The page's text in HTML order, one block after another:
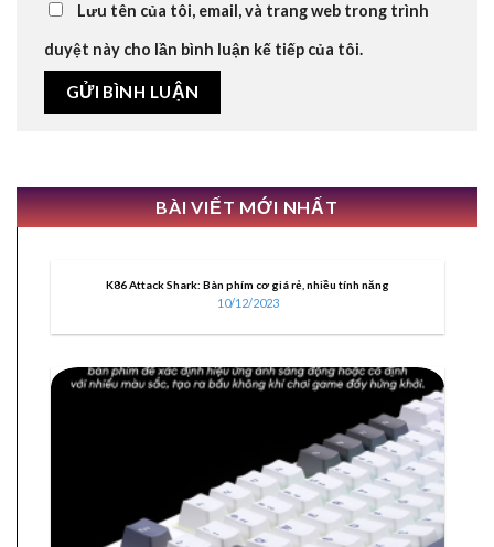
Lưu tên của tôi, email, và trang web trong trình
duyệt này cho lần bình luận kế tiếp của tôi.
BÀI VIẾT MỚI NHẤT
K86 Attack Shark: Bàn phím cơ giá rẻ, nhiều tính năng
10/12/2023